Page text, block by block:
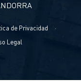
de Privacidad
·
Legal